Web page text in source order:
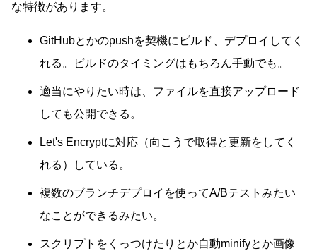
な特徴があります。
GitHubとかのpushを契機にビルド、デプロイしてく
れる。ビルドのタイミングはもちろん手動でも。
適当にやりたい時は、ファイルを直接アップロード
しても公開できる。
Let's Encryptに対応（向こうで取得と更新をしてく
れる）している。
複数のブランチデプロイを使ってA/Bテストみたい
なことができるみたい。
スクリプトをくっつけたりとか自動minifyとか画像